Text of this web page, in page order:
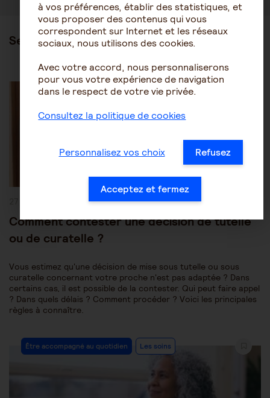
Ses articles
Category:
Les mesures de protection juridique Tutelle-Curatelle
Comment contester une décision de tutelle
ou de curatelle ?
Vous estimez qu'une décision de mise sous tutelle ou sous
curatelle concernant votre proche n'est pas adaptée ? Dans
certains cas, il est possible de la contester. Qui peut faire appel
? Dans quels délais ? Comment procéder ? Voici les principales
règles à connaître.
Post
Category:
Être accompagné au quotidien Les soins
à vos préférences, établir des statistiques, et
vous proposer des contenus qui vous
correspondent sur Internet et les réseaux
sociaux, nous utilisons des cookies.
Avec votre accord, nous personnaliserons
pour vous votre expérience de navigation
dans le respect de votre vie privée.
Consultez la politique de cookies
Personnalisez vos choix Refusez
Acceptez et fermez